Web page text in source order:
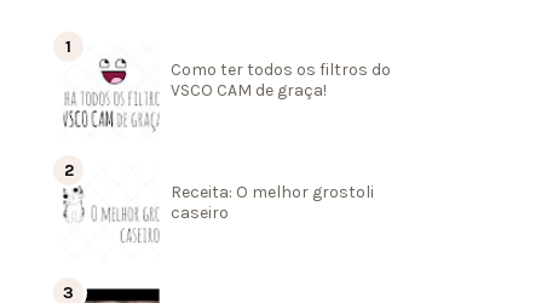
Como ter todos os filtros do
VSCO CAM de graça!
Receita: O melhor grostoli
caseiro